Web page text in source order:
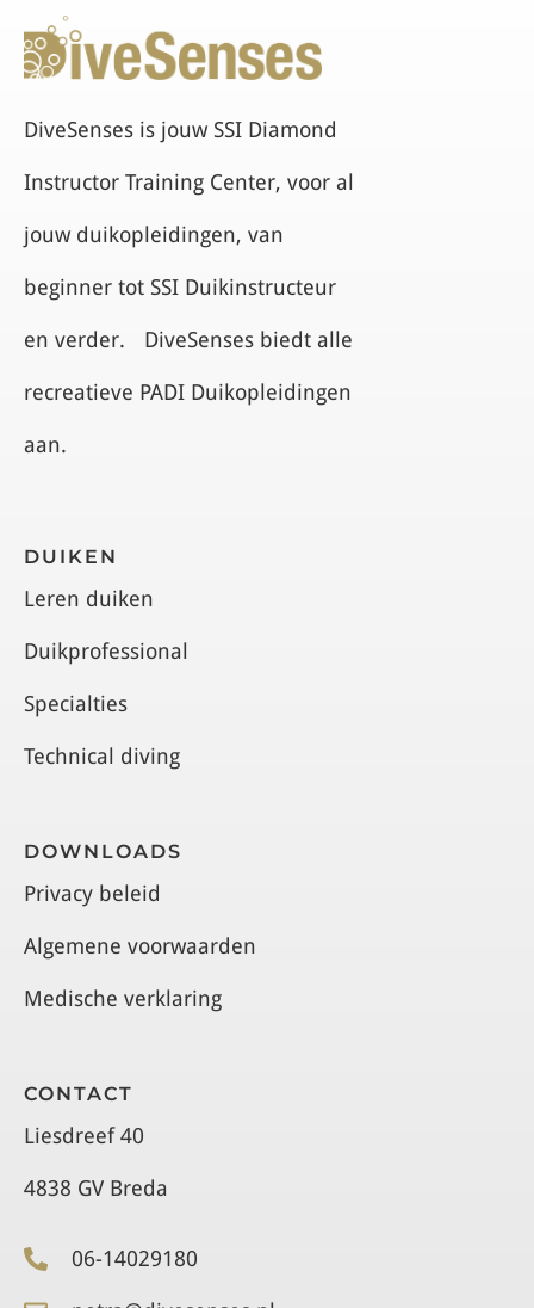
DiveSenses is jouw SSI Diamond
Instructor Training Center, voor al
jouw duikopleidingen, van
beginner tot SSI Duikinstructeur
en verder. DiveSenses biedt alle
recreatieve PADI Duikopleidingen
aan.
DUIKEN
Leren duiken
Duikprofessional
Specialties
Technical diving
DOWNLOADS
Privacy beleid
Algemene voorwaarden
Medische verklaring
CONTACT
Liesdreef 40
4838 GV Breda
06-14029180